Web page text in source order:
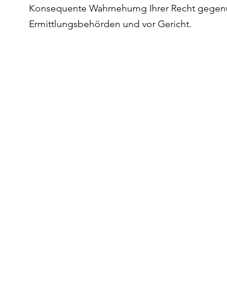
Konsequente Wahrnehumg Ihrer Recht
Ermittlungsbehörden und vor Gericht.